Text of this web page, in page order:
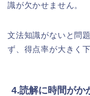
識が欠かせません。
文法知識がないと問
ず、得点率が大きく
4.読解に時間がか